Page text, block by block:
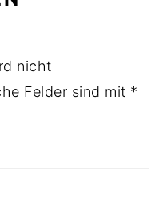
nicht
Felder sind mit *